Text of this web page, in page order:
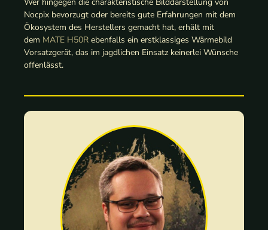
Nocpix bevorzugt oder bereits gute Erfahrungen mit dem
Ökosystem des Herstellers gemacht hat, erhält mit
dem MATE H50R ebenfalls ein erstklassiges Wärmebild
Vorsatzgerät, das im jagdlichen Einsatz keinerlei Wünsche
offenlässt.